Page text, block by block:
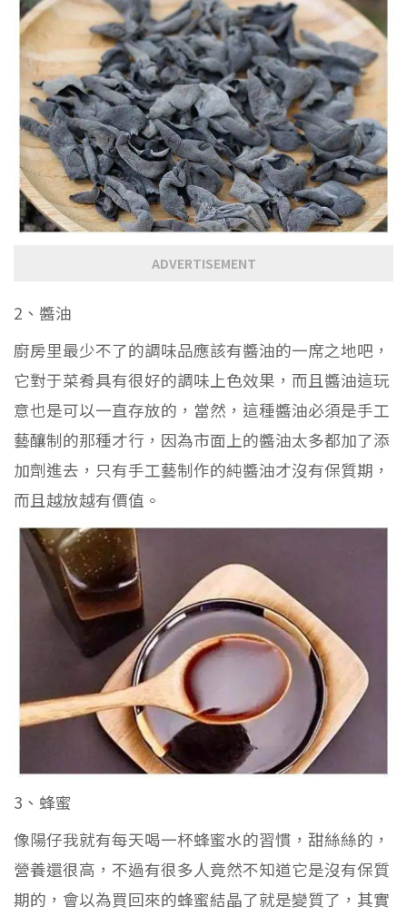
ADVERTISEMENT
2、醬油
廚房里最少不了的調味品應該有醬油的一席之地吧，
它對于菜肴具有很好的調味上色效果，而且醬油這玩
意也是可以一直存放的，當然，這種醬油必須是手工
藝釀制的那種才行，因為市面上的醬油太多都加了添
加劑進去，只有手工藝制作的純醬油才沒有保質期，
而且越放越有價值。
3、蜂蜜
像陽仔我就有每天喝一杯蜂蜜水的習慣，甜絲絲的，
營養還很高，不過有很多人竟然不知道它是沒有保質
期的，會以為買回來的蜂蜜結晶了就是變質了，其實